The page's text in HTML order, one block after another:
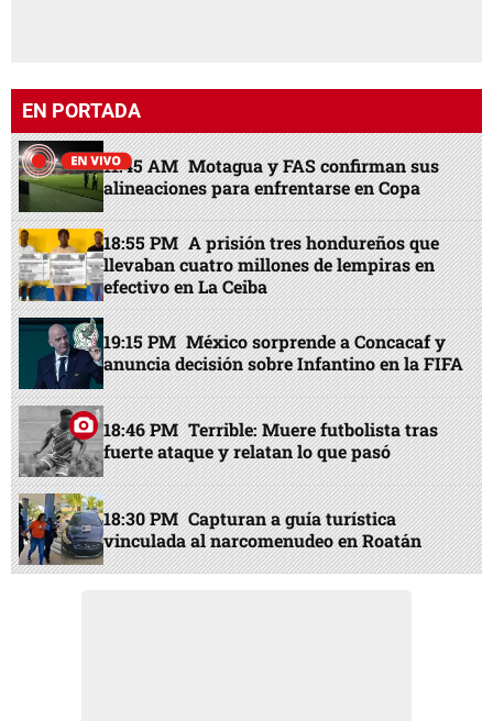
EN PORTADA
11:45 AM Motagua y FAS confirman sus
alineaciones para enfrentarse en Copa
18:55 PM A prisión tres hondureños que
llevaban cuatro millones de lempiras en
efectivo en La Ceiba
19:15 PM México sorprende a Concacaf y
anuncia decisión sobre Infantino en la FIFA
18:46 PM Terrible: Muere futbolista tras
fuerte ataque y relatan lo que pasó
18:30 PM Capturan a guía turística
vinculada al narcomenudeo en Roatán